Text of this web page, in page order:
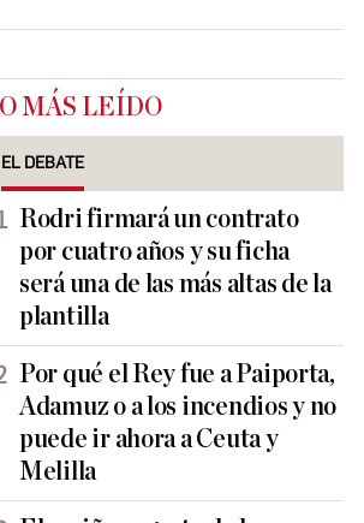
MÁS LEÍDO
EL DEBATE
Rodri firmará un contrato
por cuatro años y su ficha
será una de las más altas de la
plantilla
Por qué el Rey fue a Paiporta,
Adamuz o a los incendios y no
puede ir ahora a Ceuta y
Melilla